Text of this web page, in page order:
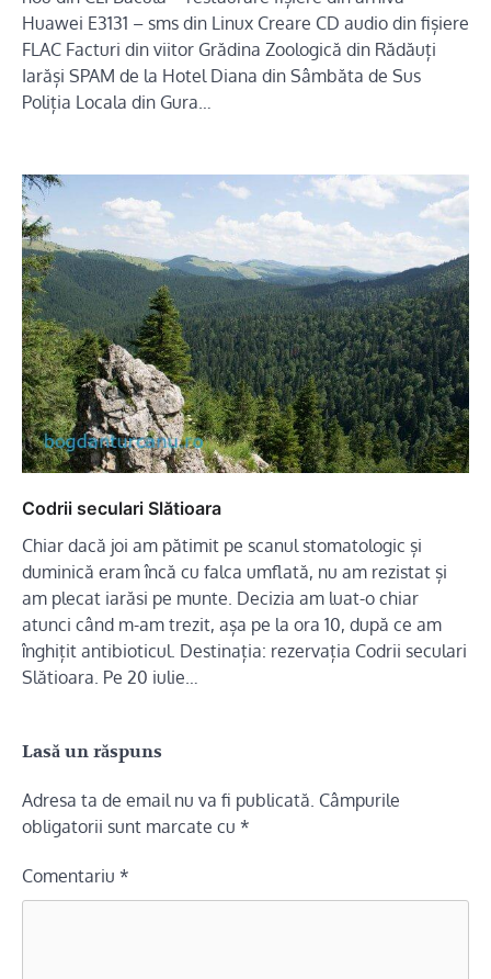
Huawei E3131 – sms din Linux Creare CD audio din fișiere
FLAC Facturi din viitor Grădina Zoologică din Rădăuți
Iarăși SPAM de la Hotel Diana din Sâmbăta de Sus
Poliția Locala din Gura…
Codrii seculari Slătioara
Chiar dacă joi am pătimit pe scanul stomatologic și
duminică eram încă cu falca umflată, nu am rezistat și
am plecat iarăsi pe munte. Decizia am luat-o chiar
atunci când m-am trezit, așa pe la ora 10, după ce am
înghițit antibioticul. Destinația: rezervația Codrii seculari
Slătioara. Pe 20 iulie…
Lasă un răspuns
Adresa ta de email nu va fi publicată. Câmpurile
obligatorii sunt marcate cu *
Comentariu *